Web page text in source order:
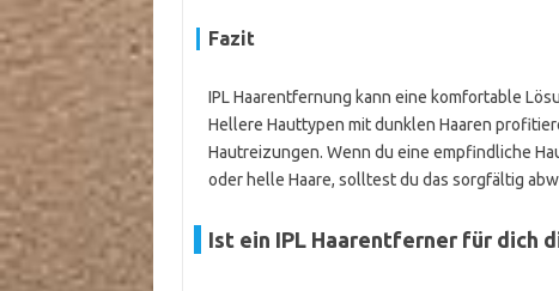
Fazit
IPL Haarentfernung kann eine komfortable
Hellere Hauttypen mit dunklen Haaren
Hautreizungen. Wenn du eine empfindliche
oder helle Haare, solltest du das sorgfältig
Ist ein IPL Haarentferner für dich